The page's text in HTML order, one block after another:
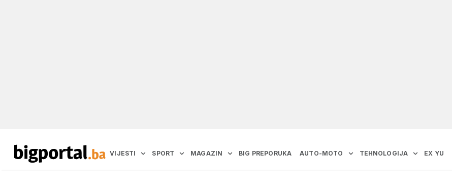
VIJESTI SPORT MAGAZIN BIG PREPORUKA AUTO-MOTO TEHNOLOGIJA EX YU